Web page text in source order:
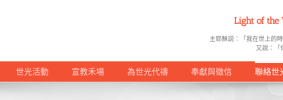
Light of the
主耶穌説：「我在世上的
又說：「
世光活動 宣教禾場 為世光代禱 奉獻與徵信 聯絡世